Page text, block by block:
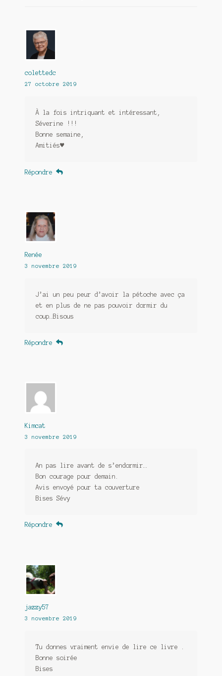
colettedc
27 octobre 2019
À la fois intriquant et intéressant,
Séverine !!!
Bonne semaine,
Amitiés♥
Répondre
Renée
3 novembre 2019
J’ai un peu peur d’avoir la pétoche avec ça
et en plus de ne pas pouvoir dormir du
coup…Bisous
Répondre
Kimcat
3 novembre 2019
An pas lire avant de s’endormir…
Bon courage pour demain.
Avis envoyé pour ta couverture
Bises Sévy
Répondre
jazzy57
3 novembre 2019
Tu donnes vraiment envie de lire ce livre .
Bonne soirée
Bises